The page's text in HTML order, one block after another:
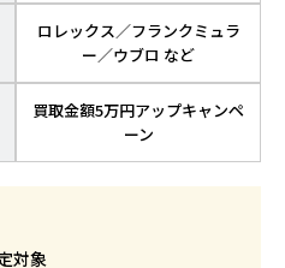
ロレックス／フランクミュラ
ー／ウブロ など
買取金額5万円アップキャンペ
ーン
対象